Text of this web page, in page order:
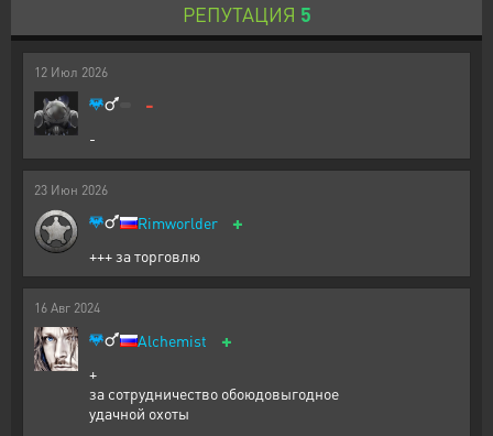
РЕПУТАЦИЯ 5
12 Июл 2026
-
-
23 Июн 2026
Rimworlder +
+++ за торговлю
16 Авг 2024
Alchemist +
+
за сотрудничество обоюдовыгодное
удачной охоты